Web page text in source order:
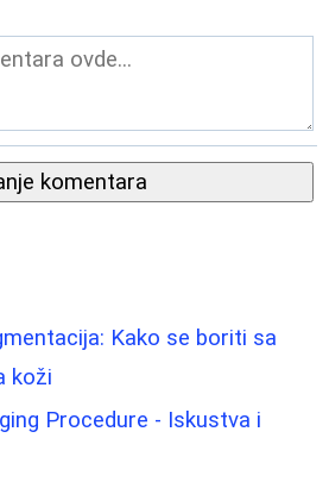
komentara
Kako se boriti sa
koži
Procedure - Iskustva i